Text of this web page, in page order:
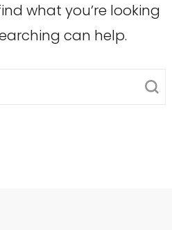
what you’re looking
can help.